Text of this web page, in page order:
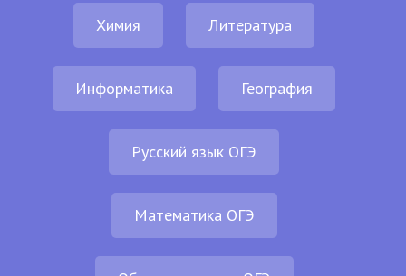
Химия Литература
Информатика География
Русский язык ОГЭ
Математика ОГЭ